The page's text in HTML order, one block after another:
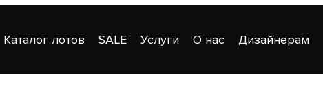
Каталог лотов SALE Услуги О нас Дизайнерам